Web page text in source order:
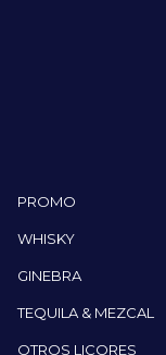
PROMO
WHISKY
GINEBRA
TEQUILA & MEZCAL
OTROS LICORES